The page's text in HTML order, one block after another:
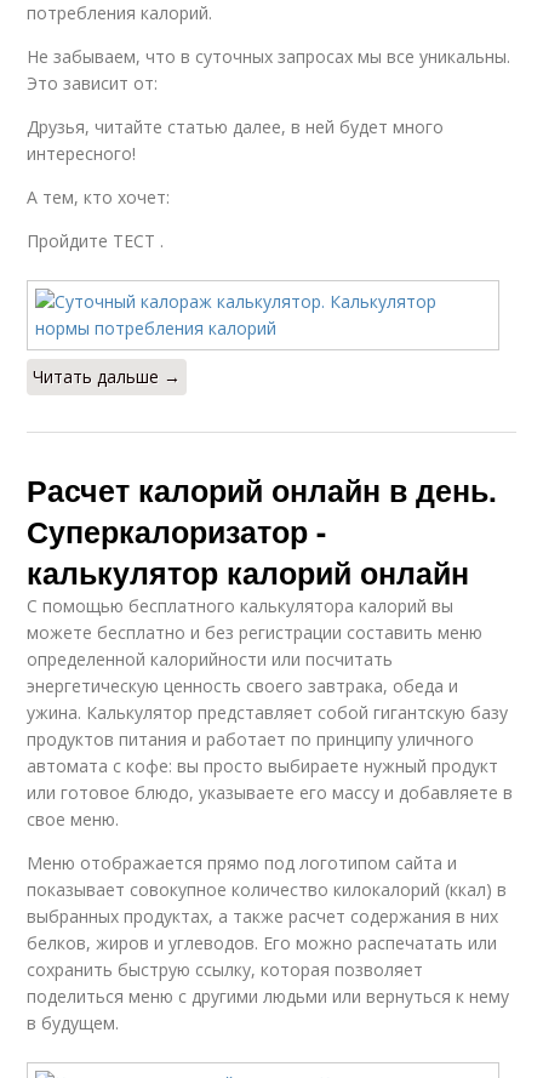
потребления калорий.
Не забываем, что в суточных запросах мы все уникальны.
Это зависит от:
Друзья, читайте статью далее, в ней будет много
интересного!
А тем, кто хочет:
Пройдите ТЕСТ .
Читать дальше →
Расчет калорий онлайн в день.
Суперкалоризатор -
калькулятор калорий онлайн
С помощью бесплатного калькулятора калорий вы
можете бесплатно и без регистрации составить меню
определенной калорийности или посчитать
энергетическую ценность своего завтрака, обеда и
ужина. Калькулятор представляет собой гигантскую базу
продуктов питания и работает по принципу уличного
автомата с кофе: вы просто выбираете нужный продукт
или готовое блюдо, указываете его массу и добавляете в
свое меню.
Меню отображается прямо под логотипом сайта и
показывает совокупное количество килокалорий (ккал) в
выбранных продуктах, а также расчет содержания в них
белков, жиров и углеводов. Его можно распечатать или
сохранить быструю ссылку, которая позволяет
поделиться меню с другими людьми или вернуться к нему
в будущем.